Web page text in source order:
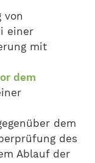
von
einer
mit
dem
dem
des
Ablauf der